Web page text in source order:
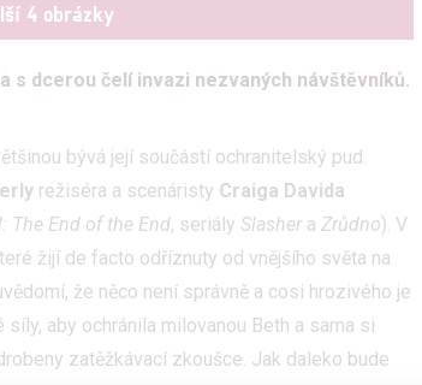
4 obrázky
s dcerou čelí invazi nezvaných návštěvníků.
bývá její součástí ochranitelský pud.
režiséra a scenáristy Craiga Davida
The End of the End, seriály Slasher a Zrůdno). V
žijí de facto odříznuty od vnějšího světa na
že něco není správně a cosi hrozivého je
aby ochránila milovanou Beth a sama si
zatěžkávací zkoušce. Jak daleko bude